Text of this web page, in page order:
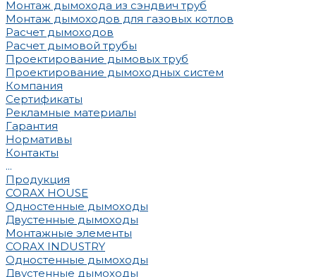
Монтаж дымохода из сэндвич труб
Монтаж дымоходов для газовых котлов
Расчет дымоходов
Расчет дымовой трубы
Проектирование дымовых труб
Проектирование дымоходных систем
Компания
Сертификаты
Рекламные материалы
Гарантия
Нормативы
Контакты
...
Продукция
CORAX HOUSE
Одностенные дымоходы
Двустенные дымоходы
Монтажные элементы
CORAX INDUSTRY
Одностенные дымоходы
Двустенные дымоходы